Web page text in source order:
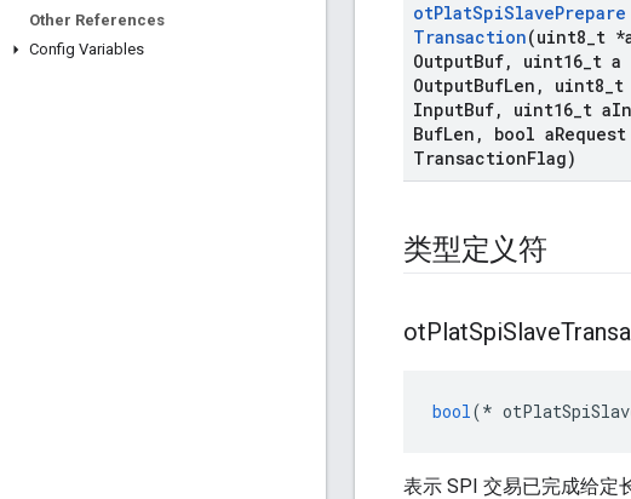
Other References
Config Variables
otPlatSpiSlavePrepare
Transaction(uint8 t
OutputBuf, uint16 t a
OutputBufLen , uint8 t
InputBuf, uint16 t a
BufLen , bool aRequest
TransactionFlag)
类型定义符
otPlatSpiSlave
bool(*
表示 SPI 交易已完成给定